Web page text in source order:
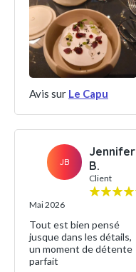
Avis sur Le Capu
JB
Jennifer
B.
Client
Mai 2026
Tout est bien pensé
jusque dans les détails,
un moment de détente
parfait